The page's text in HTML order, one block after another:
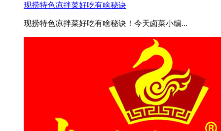
现捞特色凉拌菜好吃有啥秘诀
现捞特色凉拌菜好吃有啥秘诀！今天卤菜小编...